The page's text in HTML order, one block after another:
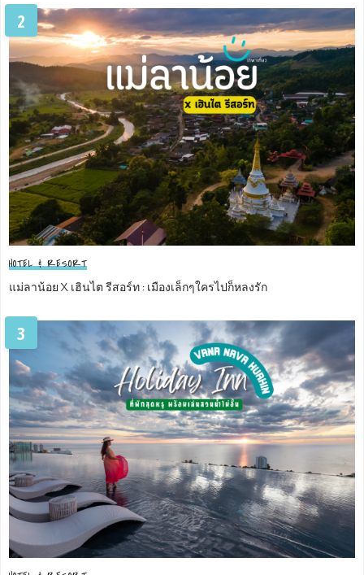
2
HOTEL & RESORT
แม่ลาน้อย X เฮินไต รีสอร์ท : เมืองเล็กๆใครไปก็หลงรัก
3